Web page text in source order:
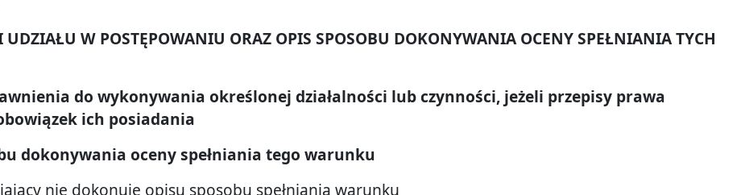
W POSTĘPOWANIU ORAZ OPIS SPOSOBU DOKONYWANIA OCENY SPEŁNIANIA TYCH
do wykonywania określonej działalności lub czynności, jeżeli przepisy prawa
ich posiadania
dokonywania oceny spełniania tego warunku
nie dokonuje opisu sposobu spełniania warunku